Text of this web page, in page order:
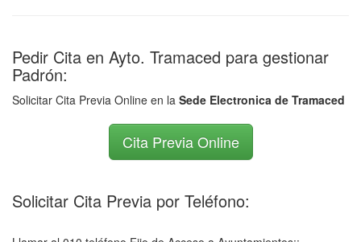
Pedir Cita en Ayto. Tramaced para gestionar
Padrón:
Solicitar Cita Previa Online en la Sede Electronica de Tramaced
Cita Previa Online
Solicitar Cita Previa por Teléfono: